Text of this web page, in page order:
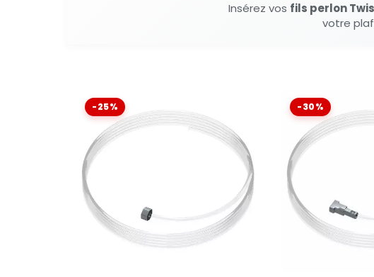
Insérez vos fils perlon
votre
-25% -30%